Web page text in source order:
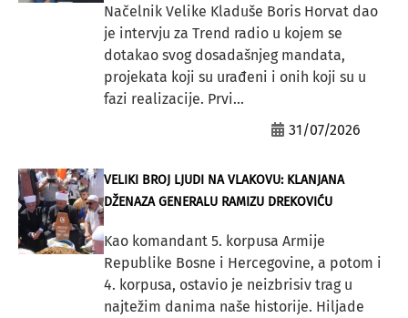
Načelnik Velike Kladuše Boris Horvat dao
je intervju za Trend radio u kojem se
dotakao svog dosadašnjeg mandata,
projekata koji su urađeni i onih koji su u
fazi realizacije. Prvi...
31/07/2026
VELIKI BROJ LJUDI NA VLAKOVU: KLANJANA
DŽENAZA GENERALU RAMIZU DREKOVIĆU
Kao komandant 5. korpusa Armije
Republike Bosne i Hercegovine, a potom i
4. korpusa, ostavio je neizbrisiv trag u
najtežim danima naše historije. Hiljade